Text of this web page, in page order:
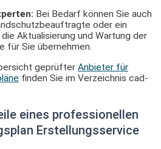
Bei Bedarf können Sie auch
oder ein
Aktualisierung und Wartung der
für Sie übernehmen.
geprüfter Anbieter für
finden Sie im Verzeichnis cad-
eines professionellen
Erstellungsservice